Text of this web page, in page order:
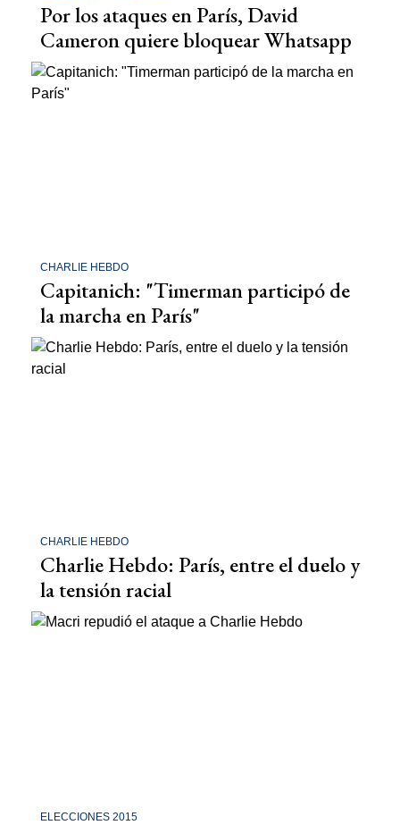
Por los ataques en París, David
Cameron quiere bloquear Whatsapp
CHARLIE HEBDO
Capitanich: "Timerman participó de
la marcha en París"
CHARLIE HEBDO
Charlie Hebdo: París, entre el duelo y
la tensión racial
ELECCIONES 2015